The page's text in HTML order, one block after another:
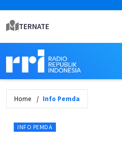
TERNATE
Home Info Pemda
INFO PEMDA